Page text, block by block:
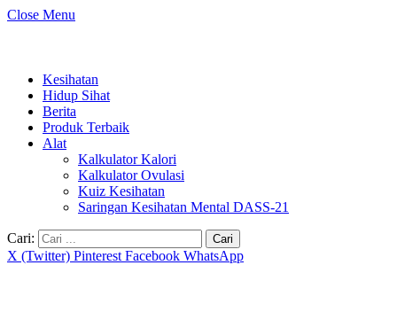
Close Menu
Kesihatan
Hidup Sihat
Berita
Produk Terbaik
Alat
Kalkulator Kalori
Kalkulator Ovulasi
Kuiz Kesihatan
Saringan Kesihatan Mental DASS-21
Cari:
X (Twitter) Pinterest Facebook WhatsApp